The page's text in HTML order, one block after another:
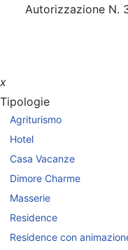
Autorizzazione N.
x
Tipologie
Agriturismo
Hotel
Casa Vacanze
Dimore Charme
Masserie
Residence
Residence con